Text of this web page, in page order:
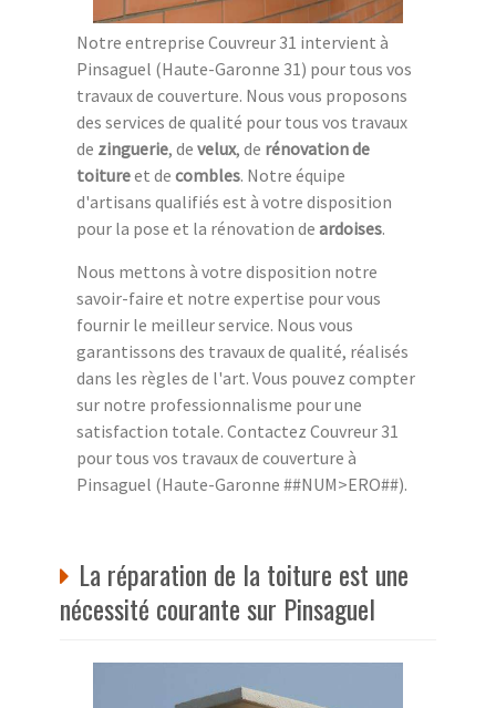
Notre entreprise Couvreur 31 intervient à
Pinsaguel (Haute-Garonne 31) pour tous vos
travaux de couverture. Nous vous proposons
des services de qualité pour tous vos travaux
de zinguerie, de velux, de rénovation de
toitureet de combles. Notre équipe
d'artisans qualifiés est à votre disposition
pour la pose et la rénovation de ardoises.
Nous mettons à votre disposition notre
savoir-faire et notre expertise pour vous
fournir le meilleur service. Nous vous
garantissons des travaux de qualité, réalisés
dans les règles de l'art. Vous pouvez compter
sur notre professionnalisme pour une
satisfaction totale. Contactez Couvreur 31
pour tous vos travaux de couverture à
Pinsaguel (Haute-Garonne ##NUM>ERO##).
La réparation de la toiture est une
nécessité courante sur Pinsaguel